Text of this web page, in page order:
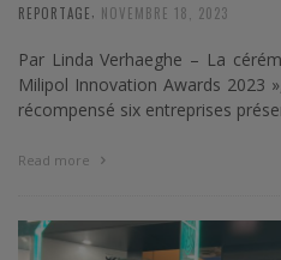
REPORTAGE NOVEMBRE 18, 2023
Par Linda Verhaeghe – La
Milipol Innovation Awards 2023
récompensé six entreprises
Read more